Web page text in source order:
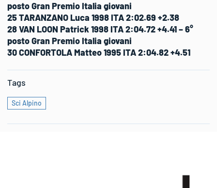
posto Gran Premio Italia giovani
25 TARANZANO Luca 1998 ITA 2:02.69 +2.38
28 VAN LOON Patrick 1998 ITA 2:04.72 +4.41 – 6°
posto Gran Premio Italia giovani
30 CONFORTOLA Matteo 1995 ITA 2:04.82 +4.51
Tags
Sci Alpino